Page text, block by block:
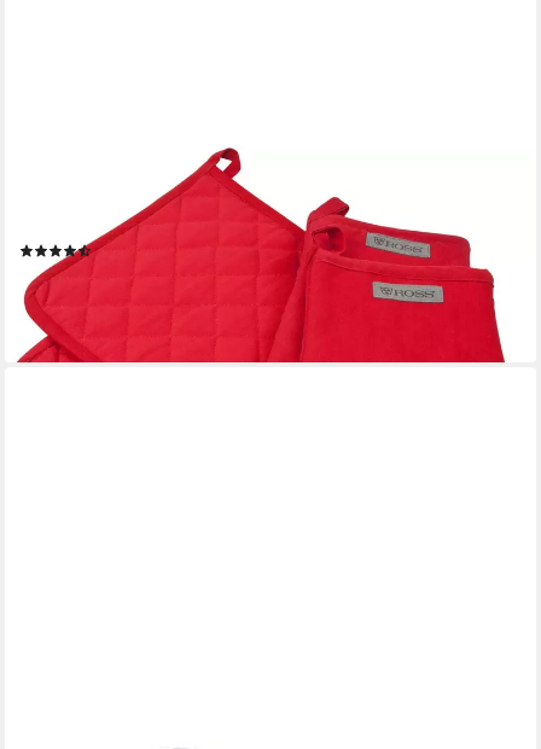
Topflappen Exclusiv, (Set, 4-tlg), 2x Topflappen und 2x
Grillhandschuh, 100% Baumwolle
(58)
24,99 €
lieferbar - in 6-8 Werktagen bei dir